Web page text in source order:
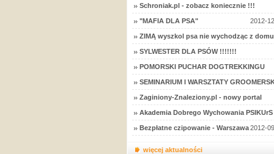
Schroniak.pl - zobacz koniecznie !!!
"MAFIA DLA PSA" 2012-
ZIMĄ wyszkol psa nie wychodząc z
SYLWESTER DLA PSÓW !!!!!!!
POMORSKI PUCHAR DOGTREKKINGU
SEMINARIUM I WARSZTATY
Zaginiony-Znaleziony.pl - nowy portal
Akademia Dobrego Wychowania
Bezpłatne czipowanie - Warszawa2012-
więcej aktualności